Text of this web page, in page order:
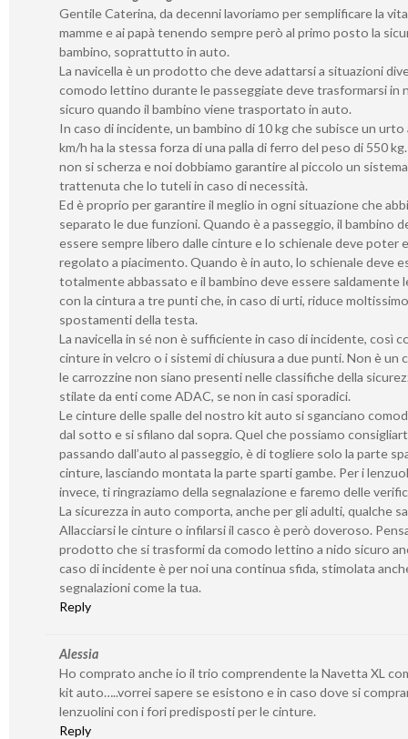
Gentile Caterina, da decenni lavoriamo per semplificare la
mamme e ai papà tenendo sempre però al primo posto la
bambino, soprattutto in auto.
La navicella è un prodotto che deve adattarsi a situazioni
comodo lettino durante le passeggiate deve trasformarsi in
sicuro quando il bambino viene trasportato in auto.
In caso di incidente, un bambino di 10 kg che subisce un urto
km/h ha la stessa forza di una palla di ferro del peso di 550
non si scherza e noi dobbiamo garantire al piccolo un
trattenuta che lo tuteli in caso di necessità.
Ed è proprio per garantire il meglio in ogni situazione che
separato le due funzioni. Quando è a passeggio, il bambino
essere sempre libero dalle cinture e lo schienale deve poter
regolato a piacimento. Quando è in auto, lo schienale deve
totalmente abbassato e il bambino deve essere saldamente
con la cintura a tre punti che, in caso di urti, riduce
spostamenti della testa.
La navicella in sé non è sufficiente in caso di incidente, così
cinture in velcro o i sistemi di chiusura a due punti. Non è un
le carrozzine non siano presenti nelle classifiche della
stilate da enti come ADAC, se non in casi sporadici.
Le cinture delle spalle del nostro kit auto si sganciano
dal sotto e si sfilano dal sopra. Quel che possiamo
passando dall’auto al passeggio, è di togliere solo la parte
cinture, lasciando montata la parte sparti gambe. Per i
invece, ti ringraziamo della segnalazione e faremo delle
La sicurezza in auto comporta, anche per gli adulti, qualche
Allacciarsi le cinture o infilarsi il casco è però doveroso.
prodotto che si trasformi da comodo lettino a nido sicuro
caso di incidente è per noi una continua sfida, stimolata
segnalazioni come la tua.
Reply
Alessia
Ho comprato anche io il trio comprendente la Navetta XL
kit auto…..vorrei sapere se esistono e in caso dove si
lenzuolini con i fori predisposti per le cinture.
Reply